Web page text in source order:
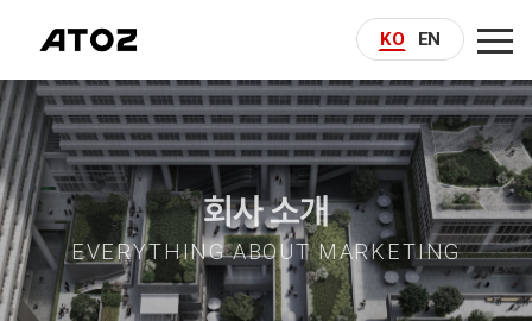
COMPANY
AI MARKETING
BUSINESS
REFERENCE
KO EN
회사 소개
EVERYTHING ABOUT MARKETING